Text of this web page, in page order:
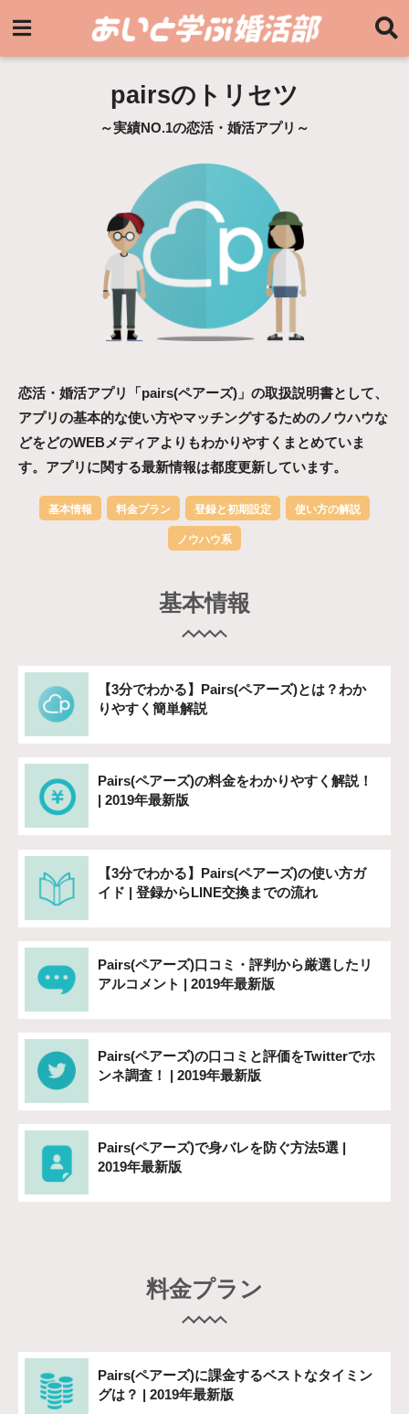
pairsのトリセツ
～実績NO.1の恋活・婚活アプリ～
恋活・婚活アプリ「pairs(ペアーズ)」の取扱説明書として、
アプリの基本的な使い方やマッチングするためのノウハウな
どをどのWEBメディアよりもわかりやすくまとめていま
す。アプリに関する最新情報は都度更新しています。
基本情報 料金プラン 登録と初期設定 使い方の解説
ノウハウ系
基本情報
【3分でわかる】Pairs(ペアーズ)とは？わか
りやすく簡単解説
Pairs(ペアーズ)の料金をわかりやすく解説！
| 2019年最新版
【3分でわかる】Pairs(ペアーズ)の使い方ガ
イド | 登録からLINE交換までの流れ
Pairs(ペアーズ)口コミ・評判から厳選したリ
アルコメント | 2019年最新版
Pairs(ペアーズ)の口コミと評価をTwitterでホ
ンネ調査！ | 2019年最新版
Pairs(ペアーズ)で身バレを防ぐ方法5選 |
2019年最新版
料金プラン
Pairs(ペアーズ)に課金するベストなタイミン
グは？ | 2019年最新版